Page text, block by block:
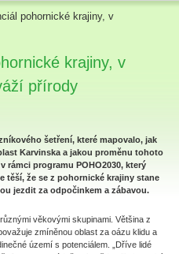
pohornické krajiny, v
krajiny, v
přírody
šetření, které mapovalo, jak
Karvinska a jakou proměnu tohoto
rámci programu POHO2030, který
těší, že se z pohornické krajiny stane
jezdit za odpočinkem a zábavou.
věkovými skupinami. Většina z
zmíněnou oblast za oázu klidu a
území s potenciálem. „Dříve lidé